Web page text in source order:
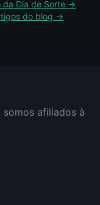
da Dia de Sorte →
do blog →
afiliados à